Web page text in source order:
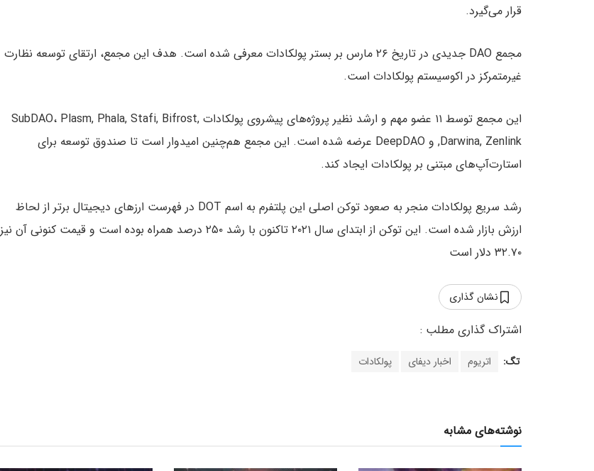
قرار می‌گیرد.
مجمع DAO جدیدی در تاریخ ۲۶ مارس بر بستر پولکادات معرفی شده است. هدف این مجمع، ارتقای توسعه نظارت
غیرمتمرکز در اکوسیستم پولکادات است.
این مجمع توسط ۱۱ عضو مهم و ارشد نظیر پروژه‌های پیشروی پولکادات SubDAO، Plasm, Phala, Stafi, Bifrost,
Darwina, Zenlink, و DeepDAO عرضه شده است. این مجمع هم‌چنین امیدوار است تا صندوق توسعه برای
استارت‌آپ‌های مبتنی بر پولکادات ایجاد کند.
رشد سریع پولکادات منجر به صعود توکن اصلی این پلتفرم به اسم DOT در فهرست ارزهای دیجیتال برتر از لحاظ
ارزش بازار شده است. این توکن از ابتدای سال ۲۰۲۱ تاکنون با رشد ۲۵۰ درصد همراه بوده است و قیمت کنونی آن نیز
۳۲.۷۰ دلار است
نشان گذاری
تگ: اتریوم اخبار دیفای پولکادات
نوشته‌های مشابه